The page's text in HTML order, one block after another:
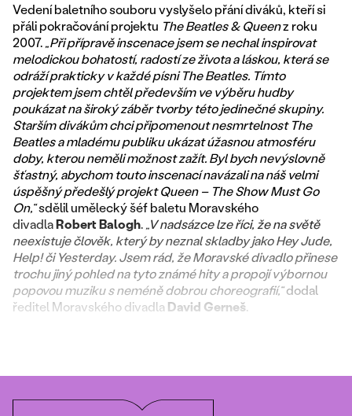
Vedení baletního souboru vyslyšelo přání diváků, kteří si
přáli pokračování projektu The Beatles & Queenz roku
2007.„Při přípravě inscenace jsem se nechal inspirovat
melodickou bohatostí, radostí ze života a láskou, která se
odráží prakticky v každé písni The Beatles. Tímto
projektem jsem chtěl především ve výběru hudby
poukázat na široký záběr tvorby této jedinečné skupiny.
Starším divákům chci připomenout nesmrtelnost The
Beatles a mladému publiku ukázat úžasnou atmosféru
doby, kterou neměli možnost zažít. Byl bych nevýslovně
šťastný, abychom touto inscenací navázali na náš velmi
úspěšný předešlý projekt Queen – The Show Must Go
On,“sdělil umělecký šéf baletu Moravského
divadlaRobert Balogh.„V nadsázce lze říci, že na světě
neexistuje člověk, který by neznal skladby jako Hey Jude,
Help! či Yesterday. Jsem rád, že Moravské divadlo přinese
trochu jiný pohled na tyto známé hity a propojí výbornou
popovou muziku s neméně dobrou choreografií,“dodal
ředitel Moravského divadla David Gerneš.